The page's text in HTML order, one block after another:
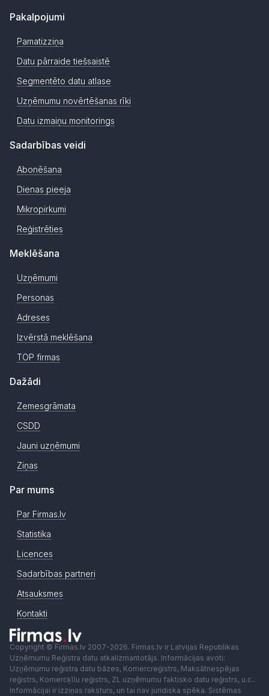
Pakalpojumi
Pamatizziņa
Datu pārraide tiešsaistē
Segmentēto datu atlase
Uzņēmumu novērtēšanas rīki
Datu izmaiņu monitorings
Sadarbības veidi
Abonēšana
Dienas pieeja
Mikropirkumi
Reģistrēties
Meklēšana
Uzņēmumi
Personas
Adreses
Izvērstā meklēšana
TOP firmas
Dažādi
Zemesgrāmata
CSDD
Jauni uzņēmumi
Ziņas
Par mums
Par Firmas.lv
Statistika
Licences
Sadarbības partneri
Atsauksmes
Kontakti
Copyright © Firmas.lv 2007-2026. Firmas.lv ir Latvijas Republikas
Uzņēmumu Reģistra datu atkalizmantotājs. Informācijas avoti:
Uzņēmumu reģistra datu bāzes, Komercreģistrs, Maksātnespējas
reģistrs, Komercķīlu reģistrs, ZL uzņēmumu faktisko datu reģistrs, u.c..
Informācijai ir izziņas raksturs, un tai nav juridiska spēka. Sistēmas